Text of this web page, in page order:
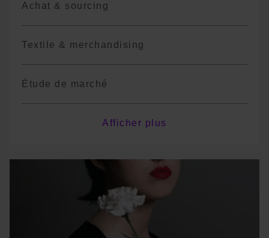
Achat & sourcing
Textile & merchandising
Étude de marché
Marketing digital
Brand management
*Le programme est non exhaustif, il pourra
y avoir des variations de cours ou des
changements de terminologie en fonction
Afficher plus